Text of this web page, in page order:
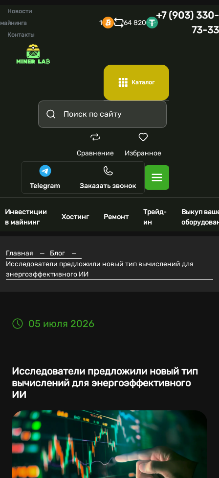
Новости
майнинга
Контакты
1 64 820
+7 (903) 330-
73-33
Каталог
Сравнение Избранное
Инвестиции
в майнинг
Хостинг Ремонт
Трейд-
ин
Выкуп
Главная — Блог
—
Исследователи предложили новый тип вычислений для
энергоэффективного ИИ
05 июля 2026
Исследователи предложили новый тип
вычислений для энергоэффективного
ИИ